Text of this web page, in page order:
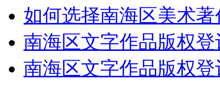
如何选择南海区美术
南海区文字作品版权
南海区文字作品版权